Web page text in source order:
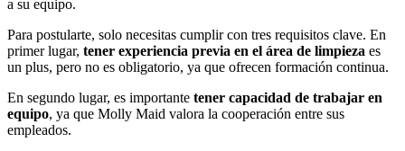
a su equipo.
Para postularte, solo necesitas cumplir con tres requisitos clave. En
primer lugar, tener experiencia previa en el área de limpieza es
un plus, pero no es obligatorio, ya que ofrecen formación continua.
En segundo lugar, es importante tener capacidad de trabajar en
equipo, ya que Molly Maid valora la cooperación entre sus
empleados.